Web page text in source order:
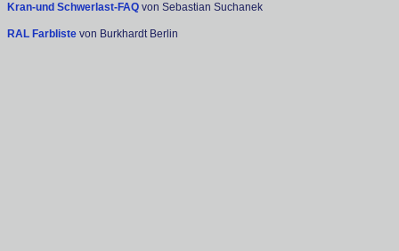
Kran-und Schwerlast-FAQ von Sebastian Suchanek
RAL Farbliste von Burkhardt Berlin